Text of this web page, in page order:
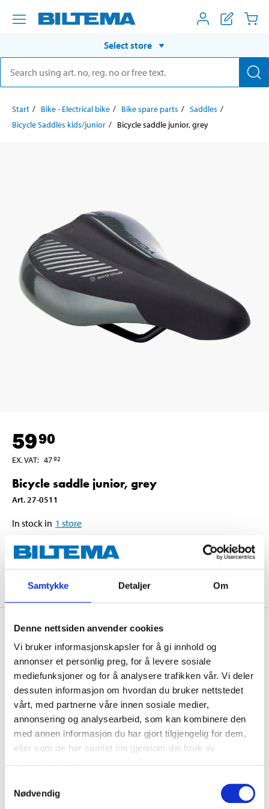
Samtykke Detaljer Om
Denne nettsiden anvender cookies
Vi bruker informasjonskapsler for å gi innhold og
annonser et personlig preg, for å levere sosiale
mediefunksjoner og for å analysere trafikken vår. Vi deler
dessuten informasjon om hvordan du bruker nettstedet
vårt, med partnerne våre innen sosiale medier,
annonsering og analysearbeid, som kan kombinere den
med annen informasjon du har gjort tilgjengelig for dem,
eller som de har samlet inn gjennom din bruk av
Nødvendig
Select store
Start Bike - Electrical bike Bike spare parts
Saddles
Bicycle Saddles kids/junior
Bicycle saddle junior, grey
5990
EX. VAT: 4792
Bicycle saddle junior, grey
Art. 27-0511
In stock in 1 store
Description
Nice quality saddle for children and juniors.
Technical specifications